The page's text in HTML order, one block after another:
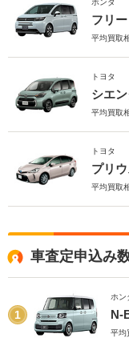
ホンダ
フリ
平均買取
トヨタ
シエン
平均買取
トヨタ
プリ
平均買取
車査定申込み
1
ホン
N-
平均